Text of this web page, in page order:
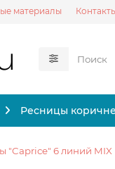
материалы
Ресницы
"Caprice" 6 линий MIX